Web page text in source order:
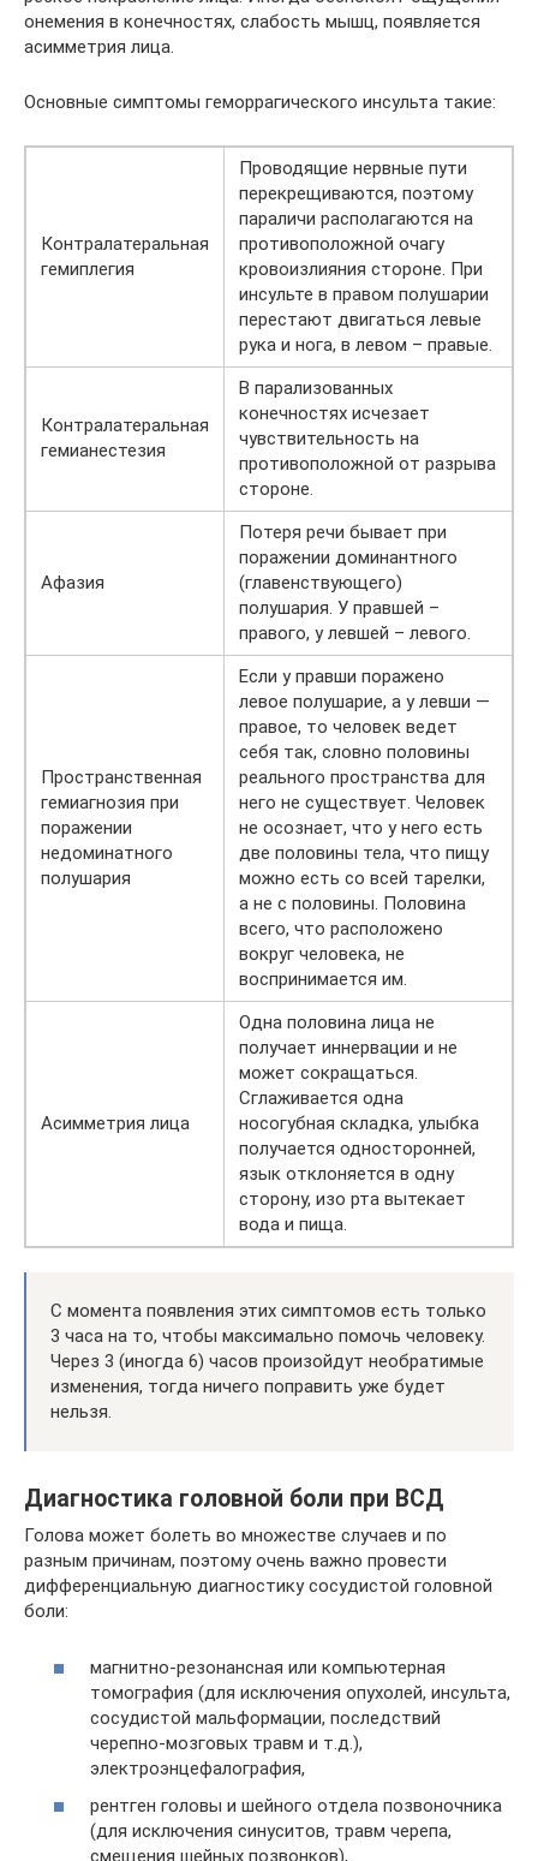
онемения в конечностях, слабость мышц, появляется
асимметрия лица.
Основные симптомы геморрагического инсульта такие:
Контралатеральная
гемиплегия
Проводящие нервные пути
перекрещиваются, поэтому
параличи располагаются на
противоположной очагу
кровоизлияния стороне. При
инсульте в правом полушарии
перестают двигаться левые
рука и нога, в левом – правые.
Контралатеральная
гемианестезия
В парализованных
конечностях исчезает
чувствительность на
противоположной от разрыва
стороне.
Афазия
Потеря речи бывает при
поражении доминантного
(главенствующего)
полушария. У правшей –
правого, у левшей – левого.
Пространственная
гемиагнозия при
поражении
недоминатного
полушария
Если у правши поражено
левое полушарие, а у левши —
правое, то человек ведет
себя так, словно половины
реального пространства для
него не существует. Человек
не осознает, что у него есть
две половины тела, что пищу
можно есть со всей тарелки,
а не с половины. Половина
всего, что расположено
вокруг человека, не
воспринимается им.
Асимметрия лица
Одна половина лица не
получает иннервации и не
может сокращаться.
Сглаживается одна
носогубная складка, улыбка
получается односторонней,
язык отклоняется в одну
сторону, изо рта вытекает
вода и пища.
С момента появления этих симптомов есть только
3 часа на то, чтобы максимально помочь человеку.
Через 3 (иногда 6) часов произойдут необратимые
изменения, тогда ничего поправить уже будет
нельзя.
Диагностика головной боли при ВСД
Голова может болеть во множестве случаев и по
разным причинам, поэтому очень важно провести
дифференциальную диагностику сосудистой головной
боли:
магнитно-резонансная или компьютерная
томография (для исключения опухолей, инсульта,
сосудистой мальформации, последствий
черепно-мозговых травм и т.д.),
электроэнцефалография,
рентген головы и шейного отдела позвоночника
(для исключения синуситов, травм черепа,
смещения шейных позвонков),